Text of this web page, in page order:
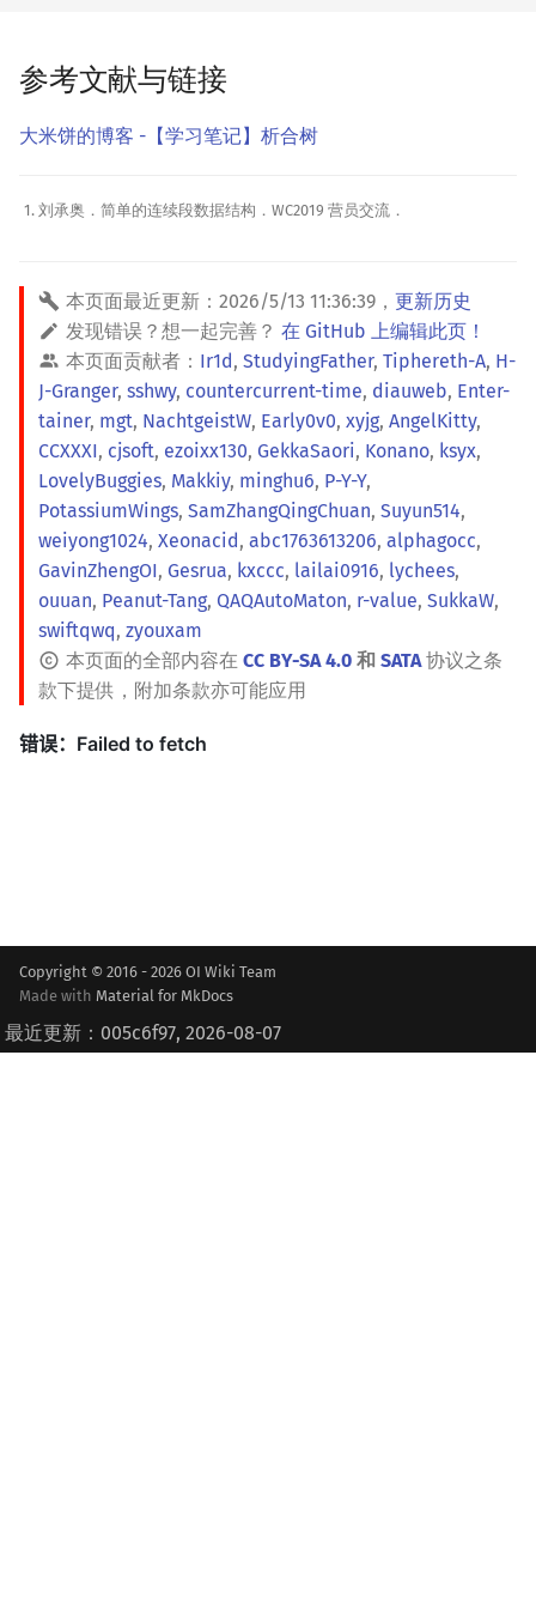
参考文献与链接
大米饼的博客 -【学习笔记】析合树
刘承奥．简单的连续段数据结构．WC2019 营员交流．
本页面最近更新： 2026/5/13 11:36:39 ， 更新历史
发现错误？想一起完善？ 在 GitHub 上编辑此页！
本页面贡献者： Ir1d, StudyingFather, Tiphereth-A, H-
J-Granger, sshwy, countercurrent-time, diauweb, Enter-
tainer, mgt, NachtgeistW, Early0v0, xyjg, AngelKitty,
CCXXXI, cjsoft, ezoixx130, GekkaSaori, Konano, ksyx,
LovelyBuggies, Makkiy, minghu6, P-Y-Y,
PotassiumWings, SamZhangQingChuan, Suyun514,
weiyong1024, Xeonacid, abc1763613206, alphagocc,
GavinZhengOI, Gesrua, kxccc, lailai0916, lychees,
ouuan, Peanut-Tang, QAQAutoMaton, r-value, SukkaW,
swiftqwq, zyouxam
本页面的全部内容在 CC BY-SA 4.0 和 SATA协议之条
款下提供，附加条款亦可能应用
Copyright © 2016 - 2026 OI Wiki Team
Made with Material for MkDocs
最近更新：005c6f97, 2026-08-07